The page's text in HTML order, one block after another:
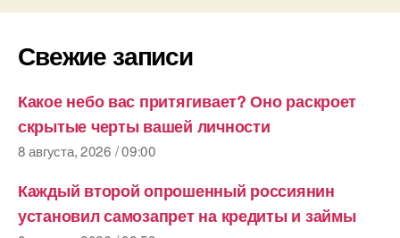
Свежие записи
Какое небо вас притягивает? Оно раскроет
скрытые черты вашей личности
8 августа, 2026 / 09:00
Каждый второй опрошенный россиянин
установил самозапрет на кредиты и займы